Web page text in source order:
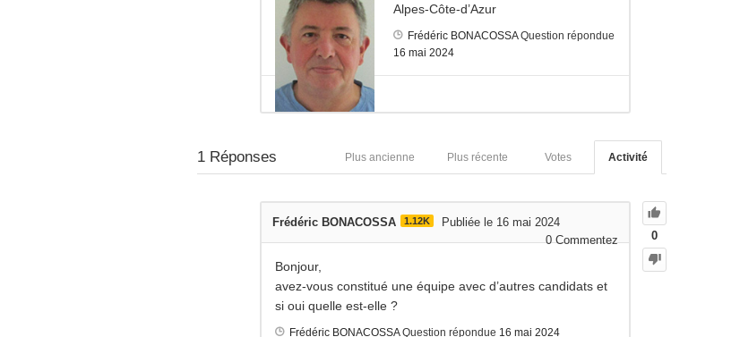
Alpes-Côte-d’Azur
Frédéric BONACOSSAQuestion répondue
16 mai 2024
1 Réponses Activité
Votes
Plus récente
Plus ancienne
0
Frédéric BONACOSSA 1.12K
Publiée le 16 mai 2024
0Commentez
Bonjour,
avez-vous constitué une équipe avec d’autres candidats et
si oui quelle est-elle ?
Frédéric BONACOSSAQuestion répondue 16 mai 2024